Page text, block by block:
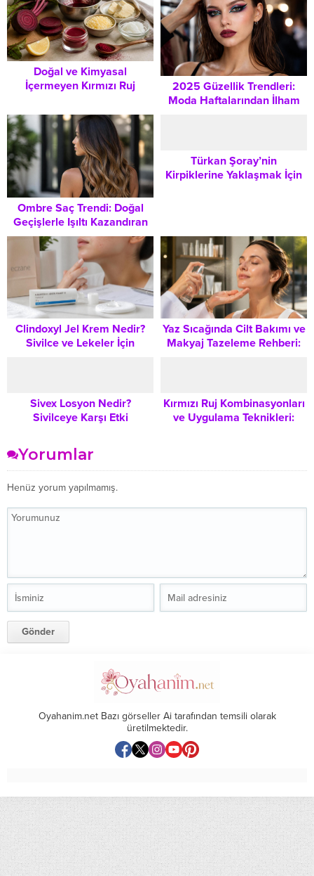
Doğal ve Kimyasal
İçermeyen Kırmızı Ruj
Dudak Tonu Rehberi
2025 Güzellik Trendleri:
Moda Haftalarından İlham
Ombre Saç Trendi: Doğal
Geçişlerle Işıltı Kazandıran
Ombre Tekniği Nasıl
Uygulanır?
Türkan Şoray’nin
Kirpiklerine Yaklaşmak İçin
Clindoxyl Jel Krem Nedir?
Sivilce ve Lekeler İçin
Yaz Sıcağında Cilt Bakımı ve
Makyaj Tazeleme Rehberi:
Sivex Losyon Nedir?
Sivilceye Karşı Etki
Kullanım Yöntemleri
Kırmızı Ruj Kombinasyonları
ve Uygulama Teknikleri:
Yorumlar
Henüz yorum yapılmamış.
Oyahanim.net Bazı görseller Ai tarafından temsili olarak
üretilmektedir.